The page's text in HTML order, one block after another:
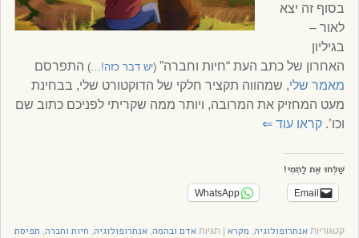
בסוף זה יצא
לאור –
בגיליון
האחרון של כתב העת “חיות וחברה”(יש דבר כזה! …) התפרסם
מאמר שלי, שמהווה תקציר חלקי של הדוקטורט שלי, בבחינת
מעט המחזיק את המרובה, ויותר ממה שקריתי לפניכם כתוב שם
וכו’.קראו עוד⇐
שַׁלְּחוּ אֶת לַחְמִי!
Email
WhatsApp
קטגוריותאנתרופולוגיה, מקרא |תגיותאדם ובהמה,אנתרופולוגיה, חיות וחברה, תפיסת